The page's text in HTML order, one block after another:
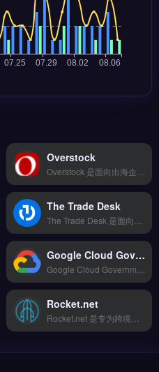
Overstock
The Trade Desk
Google Cloud Government
Rocket.net